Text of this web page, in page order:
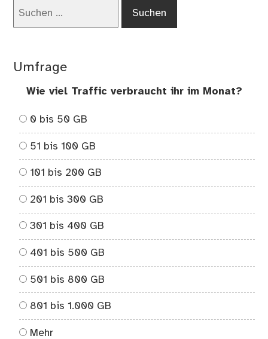
Umfrage
Wie viel Traffic verbraucht ihr im Monat?
0 bis 50 GB
51 bis 100 GB
101 bis 200 GB
201 bis 300 GB
301 bis 400 GB
401 bis 500 GB
501 bis 800 GB
801 bis 1.000 GB
Mehr